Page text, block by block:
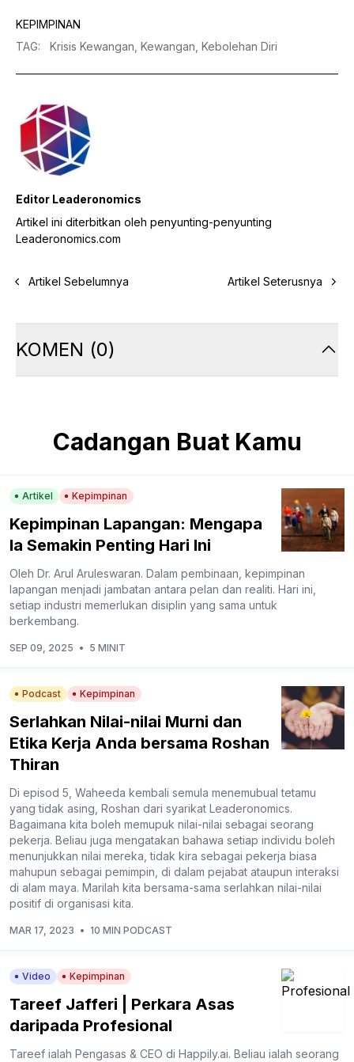
KEPIMPINAN
TAG: Krisis Kewangan, Kewangan, Kebolehan Diri
Editor Leaderonomics
Artikel ini diterbitkan oleh penyunting-penyunting
Leaderonomics.com
Artikel Sebelumnya Artikel Seterusnya
KOMEN (0)
Cadangan Buat Kamu
Artikel Kepimpinan
Kepimpinan Lapangan: Mengapa
Ia Semakin Penting Hari Ini
Oleh Dr. Arul Aruleswaran. Dalam pembinaan, kepimpinan
lapangan menjadi jambatan antara pelan dan realiti. Hari ini,
setiap industri memerlukan disiplin yang sama untuk
berkembang.
SEP 09, 2025 • 5 MINIT
Podcast Kepimpinan
Serlahkan Nilai-nilai Murni dan
Etika Kerja Anda bersama Roshan
Thiran
Di episod 5, Waheeda kembali semula menemubual tetamu
yang tidak asing, Roshan dari syarikat Leaderonomics.
Bagaimana kita boleh memupuk nilai-nilai sebagai seorang
pekerja. Beliau juga mengatakan bahawa setiap individu boleh
menunjukkan nilai mereka, tidak kira sebagai pekerja biasa
mahupun sebagai pemimpin, di dalam pejabat ataupun interaksi
di alam maya. Marilah kita bersama-sama serlahkan nilai-nilai
positif di organisasi kita.
MAR 17, 2023 • 10 MIN PODCAST
Video Kepimpinan
Tareef Jafferi | Perkara Asas
daripada Profesional
Tareef ialah Pengasas & CEO di Happily.ai. Beliau ialah seorang